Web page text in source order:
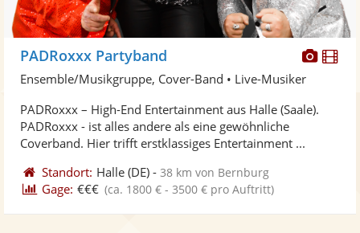
PADRoxxx Partyband
Ensemble/Musikgruppe, Cover-Band • Live-Musiker
PADRoxxx – High-End Entertainment aus Halle (Saale).
PADRoxxx - ist alles andere als eine gewöhnliche
Coverband. Hier trifft erstklassiges Entertainment ...
Standort: Halle (DE) -38 km von Bernburg
Gage: €€€ (ca. 1800 € - 3500 € pro Auftritt)